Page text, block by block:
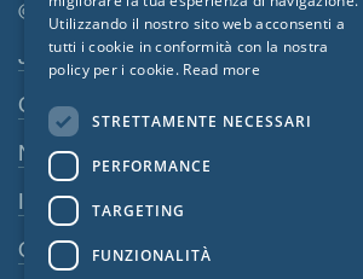
© SIGA 2026
Area di navigazione footer
Jobs
Contatto
Norme sulla privacy
Impressum
CGV
CZECH
LATVIAN
Utilizzando il nostro sito web acconsenti a
tutti i cookie in conformità con la nostra
policy per i cookie. Read more
STRETTAMENTE NECESSARI
PERFORMANCE
TARGETING
FUNZIONALITÀ